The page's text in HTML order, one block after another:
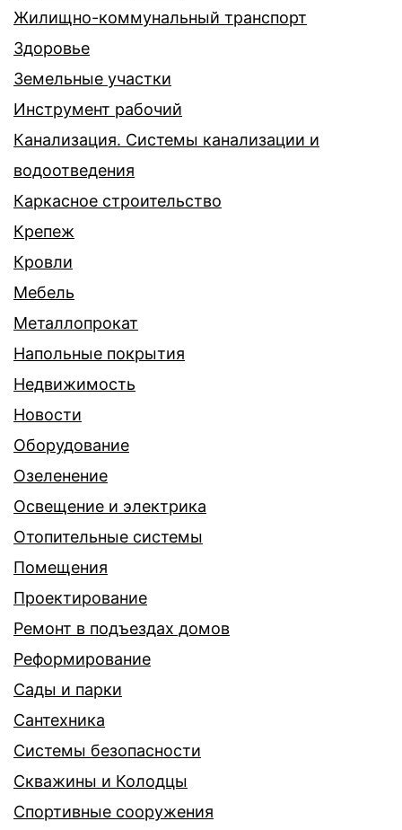
Жилищно-коммунальный транспорт
Здоровье
Земельные участки
Инструмент рабочий
Канализация. Системы канализации и
водоотведения
Каркасное строительство
Крепеж
Кровли
Мебель
Металлопрокат
Напольные покрытия
Недвижимость
Новости
Оборудование
Озеленение
Освещение и электрика
Отопительные системы
Помещения
Проектирование
Ремонт в подъездах домов
Реформирование
Сады и парки
Сантехника
Системы безопасности
Скважины и Колодцы
Спортивные сооружения